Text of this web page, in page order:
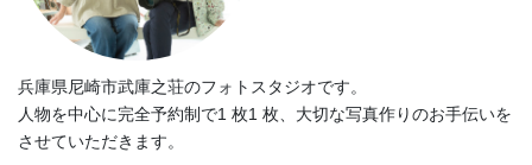
兵庫県尼崎市武庫之荘のフォトスタジオです。
人物を中心に完全予約制で1 枚1 枚、大切な写真作りのお手伝いを
させていただきます。